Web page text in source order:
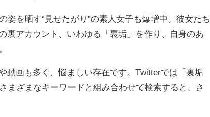
姿を晒す“見せたがり”の素人女子も爆増中。彼女たち
裏アカウント、いわゆる「裏垢」を作り、自身のあ
動画も多く、悩ましい存在です。Twitterでは「裏垢
まざまなキーワードと組み合わせて検索すると、さ